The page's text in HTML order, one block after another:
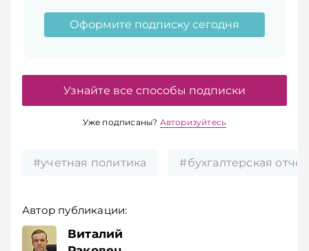
Оформите подписку сегодня
Узнайте все способы подписки
Уже подписаны? Авторизуйтесь
#учетная политика #бухгалтерская
Автор публикации:
Виталий